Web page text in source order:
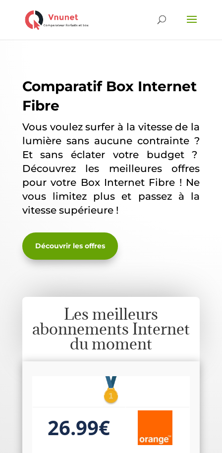
Comparatif Box Internet
Fibre
Vous voulez surfer à la vitesse de la
lumière sans aucune contrainte ?
Et sans éclater votre budget ?
Découvrez les meilleures offres
pour votre Box Internet Fibre ! Ne
vous limitez plus et passez à la
vitesse supérieure !
Découvrir les offres
Les meilleurs
abonnements Internet
du moment
26.99€